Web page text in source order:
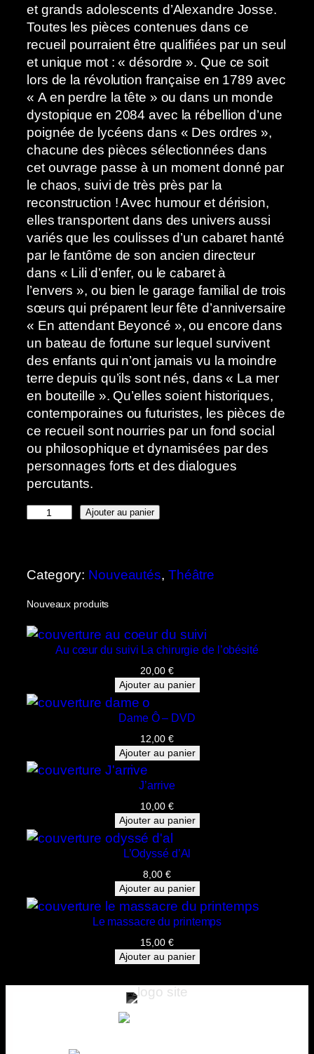
et grands adolescents d’Alexandre Josse.
Toutes les pièces contenues dans ce
recueil pourraient être qualifiées par un seul
et unique mot : « désordre ». Que ce soit
lors de la révolution française en 1789 avec
« A en perdre la tête » ou dans un monde
dystopique en 2084 avec la rébellion d’une
poignée de lycéens dans « Des ordres »,
chacune des pièces sélectionnées dans
cet ouvrage passe à un moment donné par
le chaos, suivi de très près par la
reconstruction ! Avec humour et dérision,
elles transportent dans des univers aussi
variés que les coulisses d’un cabaret hanté
par le fantôme de son ancien directeur
dans « Lili d’enfer, ou le cabaret à
l’envers », ou bien le garage familial de trois
sœurs qui préparent leur fête d’anniversaire
« En attendant Beyoncé », ou encore dans
un bateau de fortune sur lequel survivent
des enfants qui n’ont jamais vu la moindre
terre depuis qu’ils sont nés, dans « La mer
en bouteille ». Qu’elles soient historiques,
contemporaines ou futuristes, les pièces de
ce recueil sont nourries par un fond social
ou philosophique et dynamisées par des
personnages forts et des dialogues
percutants.
t
i
é
e
e
r
e
ê
Ajouter au panier
Category: Nouveautés, Théâtre
Nouveaux produits
Au cœur du suivi La chirurgie de l’obésité
20,00 €
Ajouter au panier
Dame Ô – DVD
12,00 €
Ajouter au panier
J’arrive
10,00 €
Ajouter au panier
L’Odyssé d’Al
8,00 €
Ajouter au panier
Le massacre du printemps
15,00 €
Ajouter au panier